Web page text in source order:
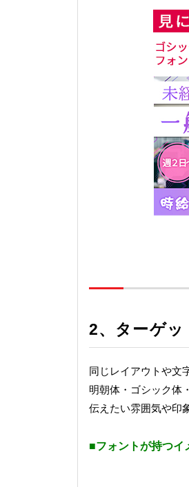
2、ターゲッ
同じレイアウトや文
明朝体・ゴシック体
伝えたい雰囲気や印
■フォントが持つイ